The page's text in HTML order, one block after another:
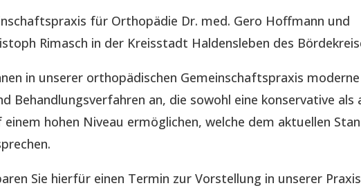
für Orthopädie Dr. med. Gero Hoffmann und
Rimasch in der Kreisstadt Haldensleben des
in unserer orthopädischen Gemeinschaftspraxis
Behandlungsverfahren an, die sowohl eine konservative als
einem hohen Niveau ermöglichen, welche dem aktuellen
Sie hierfür einen Termin zur Vorstellung in unserer